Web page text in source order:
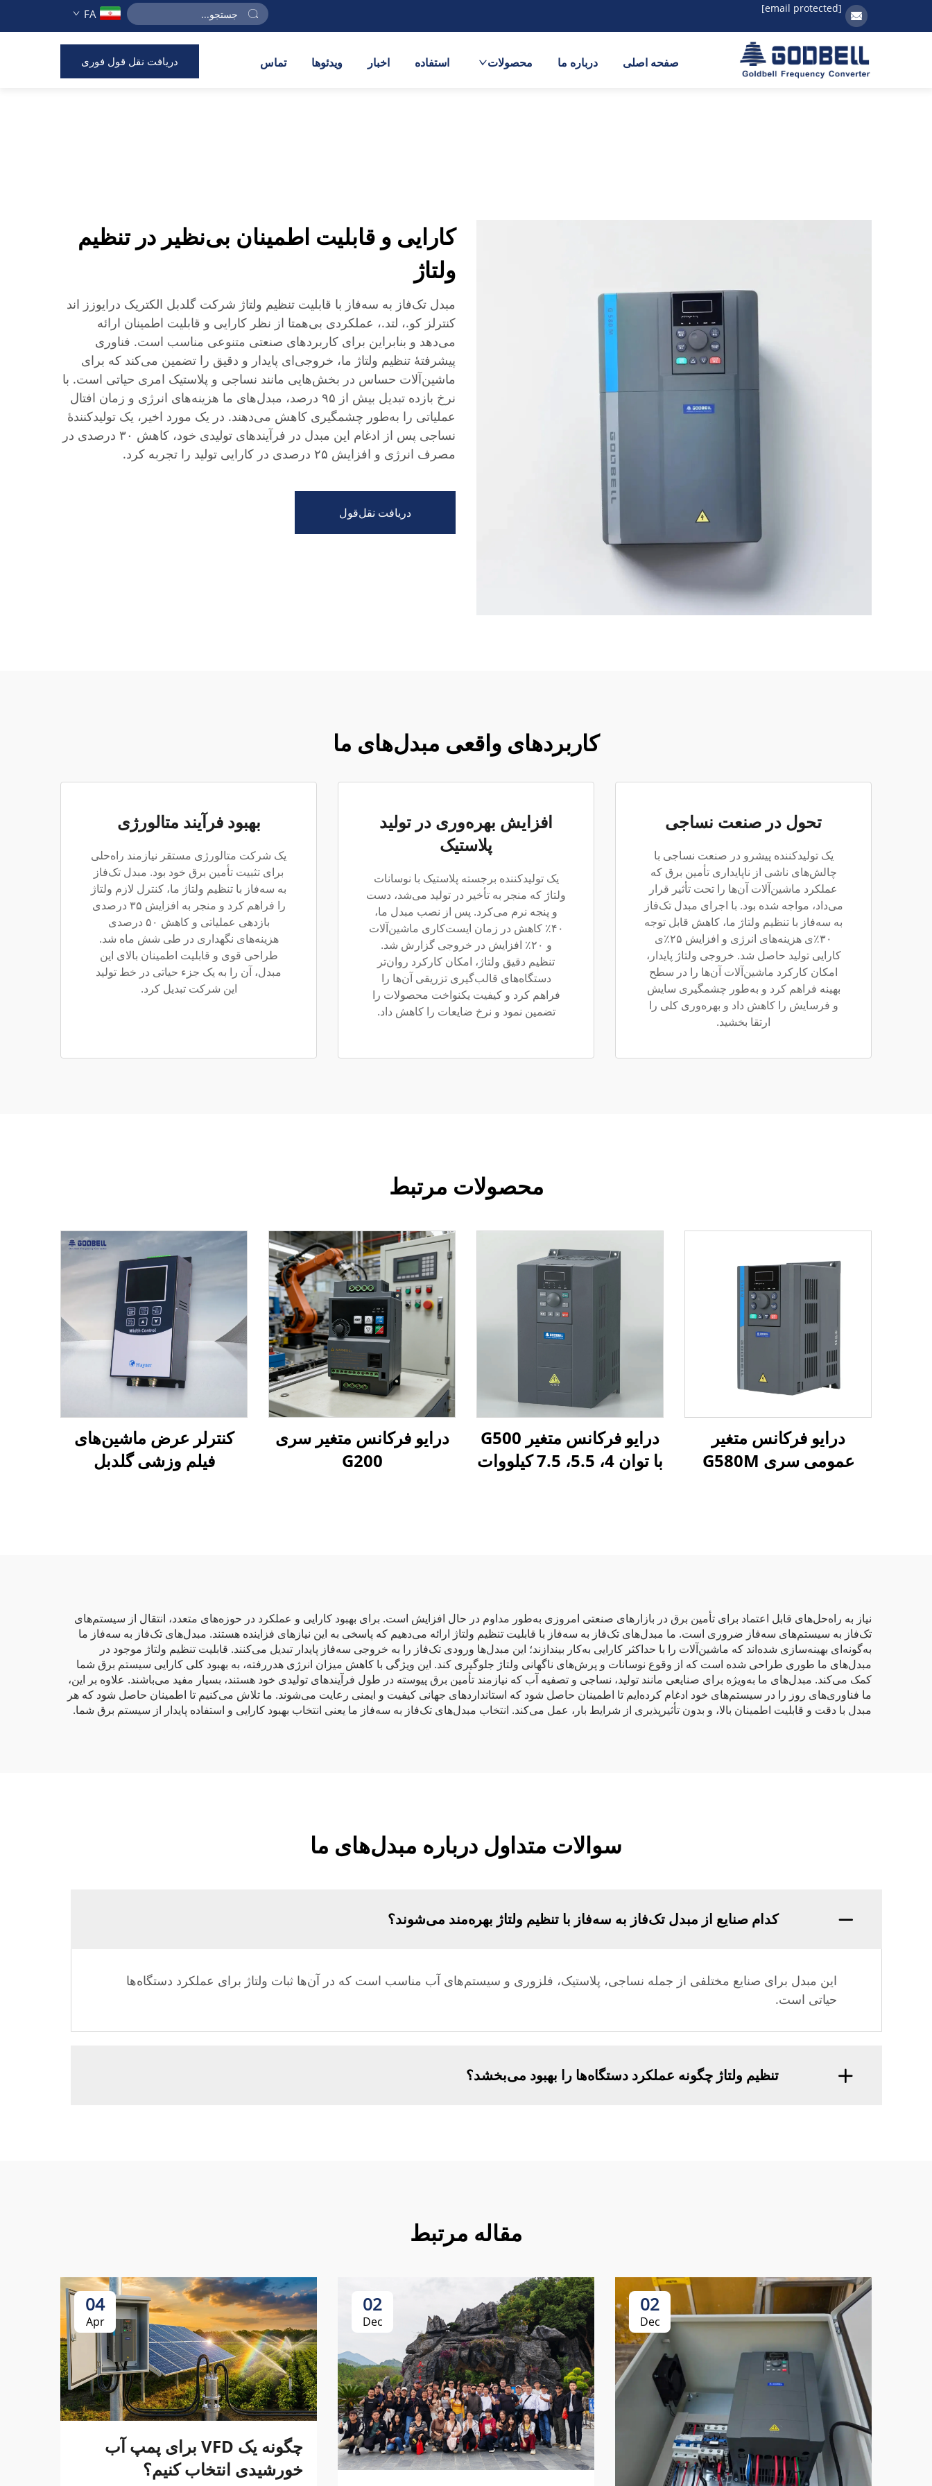
[email protected]
FA
صفحه اصلی درباره ما محصولات استفاده اخبار ویدئوها تماس دریافت نقل قول فوری
کارایی و قابلیت اطمینان بی‌نظیر در تنظیم
ولتاژ
مبدل تک‌فاز به سه‌فاز با قابلیت تنظیم ولتاژ شرکت گلدبل الکتریک درایوزز اند
کنترلز کو.، لتد.، عملکردی بی‌همتا از نظر کارایی و قابلیت اطمینان ارائه
می‌دهد و بنابراین برای کاربردهای صنعتی متنوعی مناسب است. فناوری
پیشرفتهٔ تنظیم ولتاژ ما، خروجی‌ای پایدار و دقیق را تضمین می‌کند که برای
ماشین‌آلات حساس در بخش‌هایی مانند نساجی و پلاستیک امری حیاتی است. با
نرخ بازده تبدیل بیش از ۹۵ درصد، مبدل‌های ما هزینه‌های انرژی و زمان افتال
عملیاتی را به‌طور چشمگیری کاهش می‌دهند. در یک مورد اخیر، یک تولیدکنندهٔ
نساجی پس از ادغام این مبدل در فرآیندهای تولیدی خود، کاهش ۳۰ درصدی در
مصرف انرژی و افزایش ۲۵ درصدی در کارایی تولید را تجربه کرد.
دریافت نقل‌قول
کاربردهای واقعی مبدل‌های ما
تحول در صنعت نساجی
یک تولیدکننده پیشرو در صنعت نساجی با
چالش‌های ناشی از ناپایداری تأمین برق که
عملکرد ماشین‌آلات آن‌ها را تحت تأثیر قرار
می‌داد، مواجه شده بود. با اجرای مبدل تک‌فاز
به سه‌فاز با تنظیم ولتاژ ما، کاهش قابل توجه
۳۰٪ی هزینه‌های انرژی و افزایش ۲۵٪ی
کارایی تولید حاصل شد. خروجی ولتاژ پایدار،
امکان کارکرد ماشین‌آلات آن‌ها را در سطح
بهینه فراهم کرد و به‌طور چشمگیری سایش
و فرسایش را کاهش داد و بهره‌وری کلی را
ارتقا بخشید.
افزایش بهره‌وری در تولید
پلاستیک
یک تولیدکننده برجسته پلاستیک با نوسانات
ولتاژ که منجر به تأخیر در تولید می‌شد، دست
و پنجه نرم می‌کرد. پس از نصب مبدل ما،
۴۰٪ کاهش در زمان ایست‌کاری ماشین‌آلات
و ۲۰٪ افزایش در خروجی گزارش شد.
تنظیم دقیق ولتاژ، امکان کارکرد روان‌تر
دستگاه‌های قالب‌گیری تزریقی آن‌ها را
فراهم کرد و کیفیت یکنواخت محصولات را
تضمین نمود و نرخ ضایعات را کاهش داد.
بهبود فرآیند متالورژی
یک شرکت متالورژی مستقر نیازمند راه‌حلی
برای تثبیت تأمین برق خود بود. مبدل تک‌فاز
به سه‌فاز با تنظیم ولتاژ ما، کنترل لازم ولتاژ
را فراهم کرد و منجر به افزایش ۳۵ درصدی
بازدهی عملیاتی و کاهش ۵۰ درصدی
هزینه‌های نگهداری در طی شش ماه شد.
طراحی قوی و قابلیت اطمینان بالای این
مبدل، آن را به یک جزء حیاتی در خط تولید
این شرکت تبدیل کرد.
محصولات مرتبط
درایو فرکانس متغیر
عمومی سری G580M
درایو فرکانس متغیر G500
با توان 4، 5.5، 7.5 کیلووات
درایو فرکانس متغیر سری
G200
کنترلر عرض ماشین‌های
فیلم وزشی گلدبل
نیاز به راه‌حل‌های قابل اعتماد برای تأمین برق در بازارهای صنعتی امروزی به‌طور مداوم در حال افزایش است. برای بهبود کارایی و عملکرد در حوزه‌های متعدد، انتقال از سیستم‌های
تک‌فاز به سیستم‌های سه‌فاز ضروری است. ما مبدل‌های تک‌فاز به سه‌فاز با قابلیت تنظیم ولتاژ ارائه می‌دهیم که پاسخی به این نیازهای فزاینده هستند. مبدل‌های تک‌فاز به سه‌فاز ما
به‌گونه‌ای بهینه‌سازی شده‌اند که ماشین‌آلات را با حداکثر کارایی به‌کار بیندازند؛ این مبدل‌ها ورودی تک‌فاز را به خروجی سه‌فاز پایدار تبدیل می‌کنند. قابلیت تنظیم ولتاژ موجود در
مبدل‌های ما طوری طراحی شده است که از وقوع نوسانات و پرش‌های ناگهانی ولتاژ جلوگیری کند. این ویژگی با کاهش میزان انرژی هدررفته، به بهبود کلی کارایی سیستم برق شما
کمک می‌کند. مبدل‌های ما به‌ویژه برای صنایعی مانند تولید، نساجی و تصفیه آب که نیازمند تأمین برق پیوسته در طول فرآیندهای تولیدی خود هستند، بسیار مفید می‌باشند. علاوه بر این،
ما فناوری‌های روز را در سیستم‌های خود ادغام کرده‌ایم تا اطمینان حاصل شود که استانداردهای جهانی کیفیت و ایمنی رعایت می‌شوند. ما تلاش می‌کنیم تا اطمینان حاصل شود که هر
مبدل با دقت و قابلیت اطمینان بالا، و بدون تأثیرپذیری از شرایط بار، عمل می‌کند. انتخاب مبدل‌های تک‌فاز به سه‌فاز ما یعنی انتخاب بهبود کارایی و استفاده پایدار از سیستم برق شما.
سوالات متداول درباره مبدل‌های ما
کدام صنایع از مبدل تک‌فاز به سه‌فاز با تنظیم ولتاژ بهره‌مند می‌شوند؟
این مبدل برای صنایع مختلفی از جمله نساجی، پلاستیک، فلزوری و سیستم‌های آب مناسب است که در آن‌ها ثبات ولتاژ برای عملکرد دستگاه‌ها
حیاتی است.
تنظیم ولتاژ چگونه عملکرد دستگاه‌ها را بهبود می‌بخشد؟
مقاله مرتبط
02
Dec
02
Dec
04
Apr
چگونه یک VFD برای پمپ آب
خورشیدی انتخاب کنیم؟